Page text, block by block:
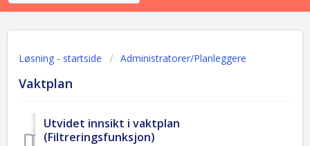
Løsning - startside Administratorer/Planleggere
Vaktplan
Utvidet innsikt i vaktplan
(Filtreringsfunksjon)